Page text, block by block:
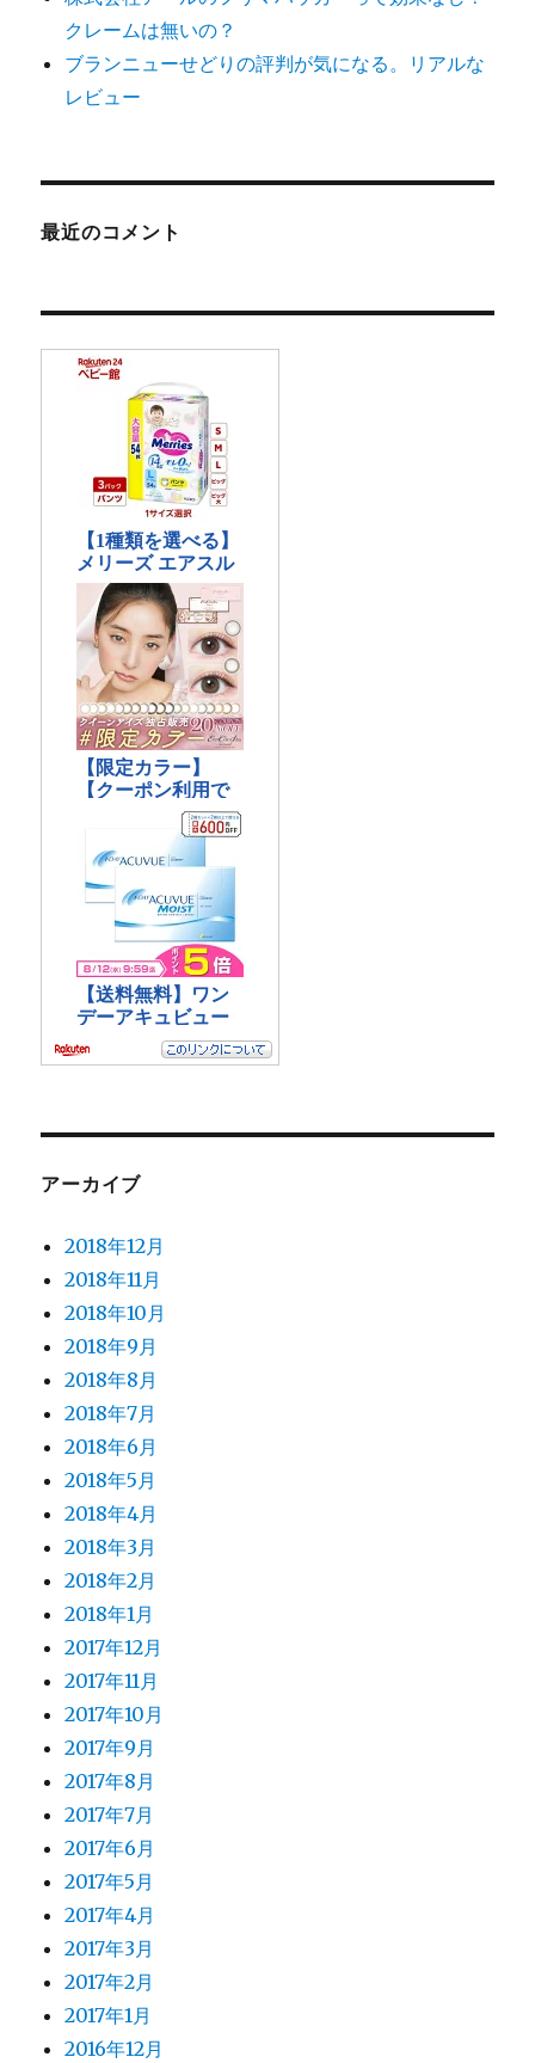
クレームは無いの？
ブランニューせどりの評判が気になる。リアルな
レビュー
最近のコメント
アーカイブ
2018年12月
2018年11月
2018年10月
2018年9月
2018年8月
2018年7月
2018年6月
2018年5月
2018年4月
2018年3月
2018年2月
2018年1月
2017年12月
2017年11月
2017年10月
2017年9月
2017年8月
2017年7月
2017年6月
2017年5月
2017年4月
2017年3月
2017年2月
2017年1月
2016年12月